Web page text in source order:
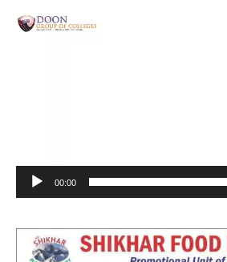
Video
Player
00:00